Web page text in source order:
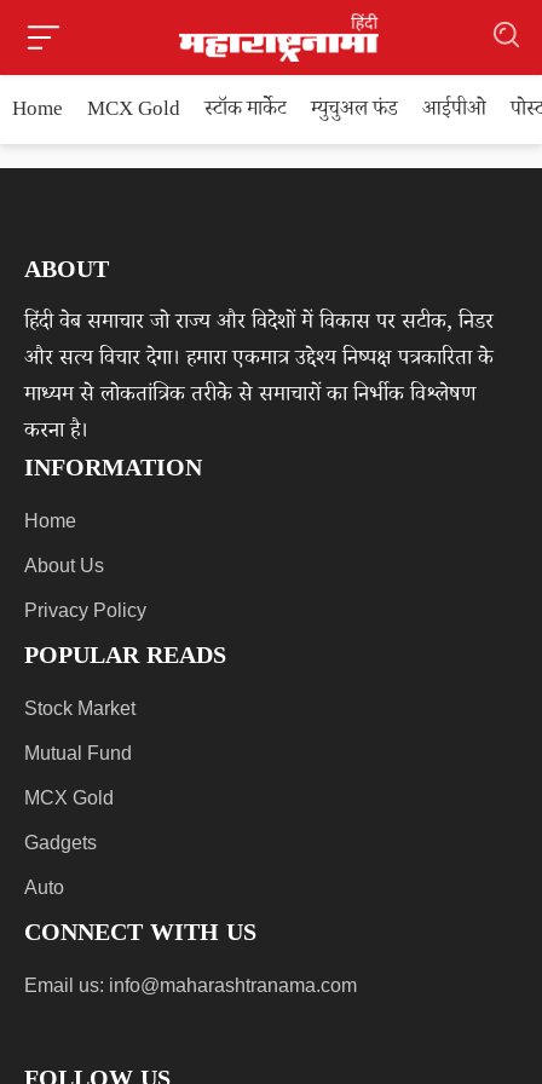
Home MCX Gold स्टॉक मार्केट म्युचुअल फंड आईपीओ
ABOUT
हिंदी वेब समाचार जो राज्य और विदेशों में विकास पर सटीक, निडर
और सत्य विचार देगा। हमारा एकमात्र उद्देश्य निष्पक्ष पत्रकारिता के
माध्यम से लोकतांत्रिक तरीके से समाचारों का निर्भीक विश्लेषण
करना है।
INFORMATION
Home
About Us
Privacy Policy
POPULAR READS
Stock Market
Mutual Fund
MCX Gold
Gadgets
Auto
CONNECT WITH US
Email us: info@maharashtranama.com